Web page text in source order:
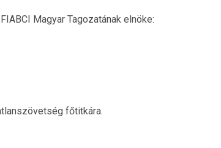
Magyar Tagozatának elnöke:
főtitkára.